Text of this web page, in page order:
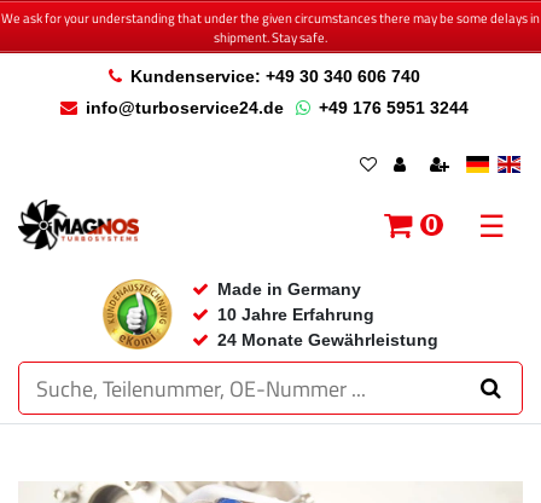
We ask for your understanding that under the given circumstances there may be some delays in
shipment. Stay safe.
Kundenservice: +49 30 340 606 740
info@turboservice24.de
+49 176 5951 3244
Made in Germany
10 Jahre Erfahrung
24 Monate Gewährleistung
0 ☰